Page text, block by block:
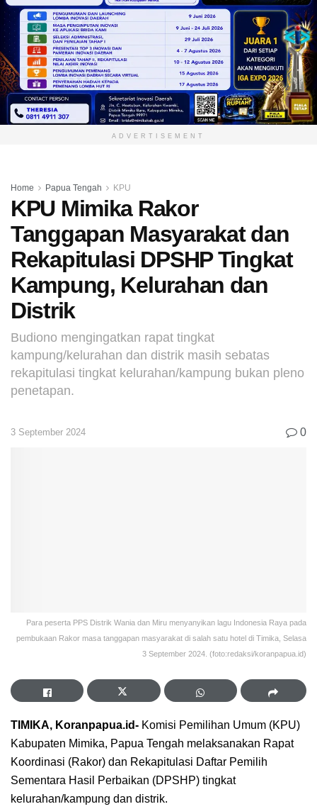
ADVERTISEMENT
Home Papua Tengah KPU
KPU Mimika Rakor
Tanggapan Masyarakat dan
Rekapitulasi DPSHP Tingkat
Kampung, Kelurahan dan
Distrik
Budiono mengingatkan rapat tingkat
kampung/kelurahan dan distrik masih sebatas
rekapitulasi tingkat kelurahan/kampung bukan pleno
penetapan.
3 September 2024 0
Para peserta PPS Distrik Wania dan Miru menyanyikan lagu Indonesia Raya pada
pembukaan Rakor masa tanggapan masyarakat di salah satu hotel di Timika, Selasa
3 September 2024. (foto:redaksi/koranpapua.id)
TIMIKA, Koranpapua.id- Komisi Pemilihan Umum (KPU)
Kabupaten Mimika, Papua Tengah melaksanakan Rapat
Koordinasi (Rakor) dan Rekapitulasi Daftar Pemilih
Sementara Hasil Perbaikan (DPSHP) tingkat
kelurahan/kampung dan distrik.